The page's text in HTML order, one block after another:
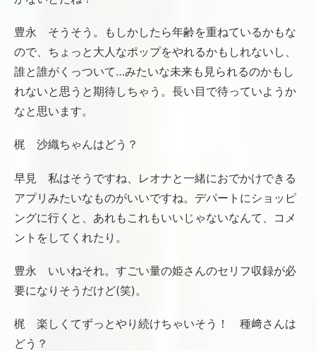
豊永 そうそう。もしかしたら年齢を重ねているかもな
ので、ちょっと大人なポップをやれるかもしれないし、
誰と誰がくっついて…みたいな未来も見られるのかもし
れないと思うと期待しちゃう。長い目で待っていようか
なと思います。
梶 沙織ちゃんはどう？
早見 私はそうですね、レオナと一緒におでかけできる
アプリみたいなものがいいですね。デパートにショッピ
ングに行くと、あれもこれもいいじゃないなんて、コメ
ントをしてくれたり。
豊永 いいねそれ。すごい量の姫さんのセリフ収録が必
要になりそうだけど(笑)。
梶 楽しくてずっとやり続けちゃいそう！ 種﨑さんは
どう？